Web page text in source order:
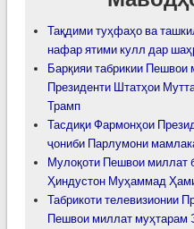
Тақдими туҳфаҳо ва
нафар ятими кулл дар
Барқияи табрикии
Президенти Штатҳои
Трамп
Тасдиқи Фармонҳои
ҷониби Парлумони
Мулоқоти Пешвои миллат
Ҳиндустон Муҳаммад
Табрикоти телевизионии
Пешвои миллат муҳтарам